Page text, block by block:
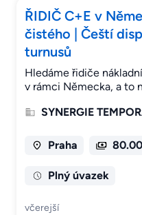
ŘIDIČ C+E v
čistého | Čeští
turnusů
Hledáme řidiče
v rámci Německa, a to
SYNERGIE
Praha
Plný úvazek
včerejší